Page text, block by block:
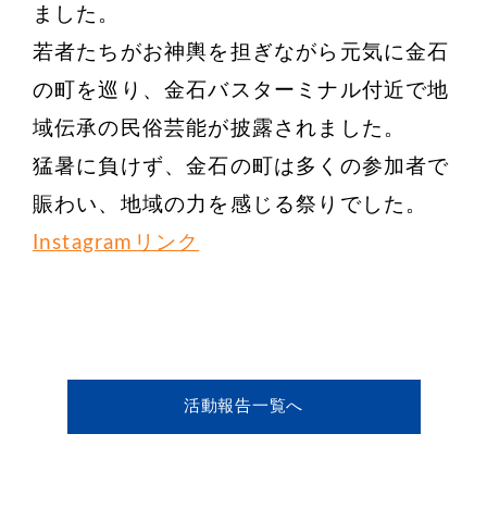
ました。
若者たちがお神輿を担ぎながら元気に金石
の町を巡り、金石バスターミナル付近で地
域伝承の民俗芸能が披露されました。
猛暑に負けず、金石の町は多くの参加者で
賑わい、地域の力を感じる祭りでした。
Instagramリンク
活動報告一覧へ